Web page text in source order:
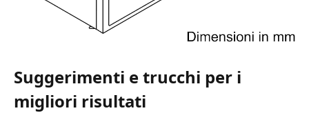
Suggerimenti e trucchi per i
migliori risultati